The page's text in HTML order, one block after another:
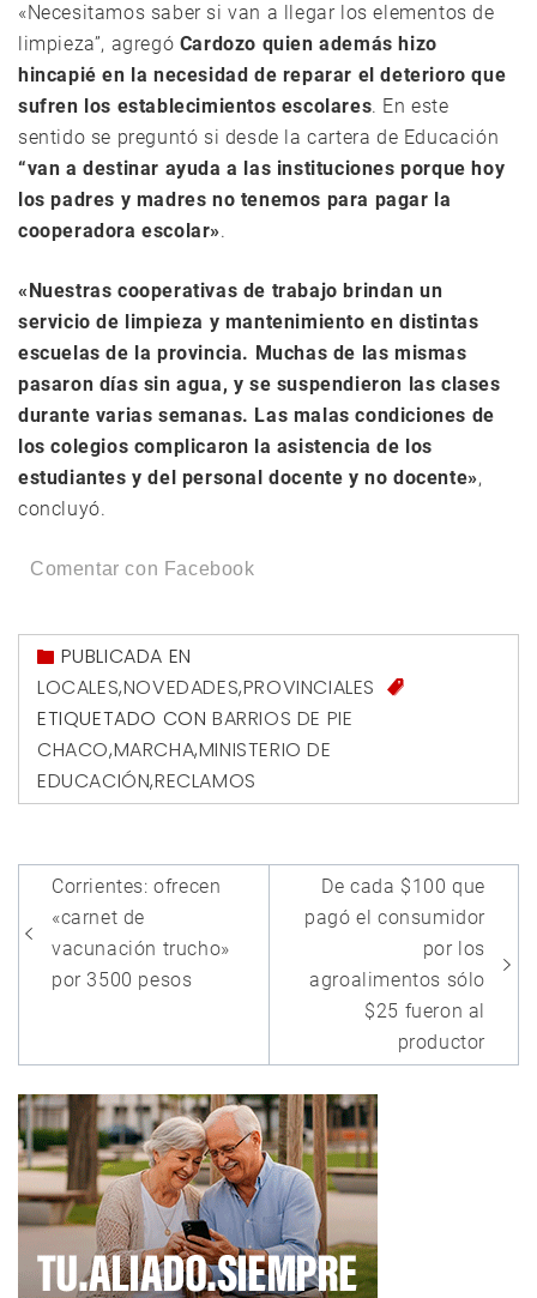
«Necesitamos saber si van a llegar los elementos de
limpieza”, agregó Cardozo quien además hizo
hincapié en la necesidad de reparar el deterioro que
sufren los establecimientos escolares. En este
sentido se preguntó si desde la cartera de Educación
“van a destinar ayuda a las instituciones porque hoy
los padres y madres no tenemos para pagar la
cooperadora escolar».
«Nuestras cooperativas de trabajo brindan un
servicio de limpieza y mantenimiento en distintas
escuelas de la provincia. Muchas de las mismas
pasaron días sin agua, y se suspendieron las clases
durante varias semanas. Las malas condiciones de
los colegios complicaron la asistencia de los
estudiantes y del personal docente y no docente»,
concluyó.
Comentar con Facebook
PUBLICADA EN
LOCALES,NOVEDADES,PROVINCIALES
ETIQUETADO CON BARRIOS DE PIE
CHACO,MARCHA,MINISTERIO DE
EDUCACIÓN,RECLAMOS
Navegación
de
entradas
Corrientes: ofrecen
«carnet de
vacunación trucho»
por 3500 pesos
De cada $100 que
pagó el consumidor
por los
agroalimentos sólo
$25 fueron al
productor